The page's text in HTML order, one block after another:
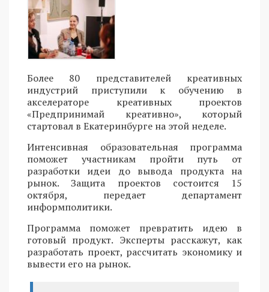
Более 80 представителей креативных
индустрий приступили к обучению в
акселераторе креативных проектов
«Предпринимай креативно», который
стартовал в Екатеринбурге на этой неделе.
Интенсивная образовательная программа
поможет участникам пройти путь от
разработки идеи до вывода продукта на
рынок. Защита проектов состоится 15
октября, передает департамент
информполитики.
Программа поможет превратить идею в
готовый продукт. Эксперты расскажут, как
разработать проект, рассчитать экономику и
вывести его на рынок.